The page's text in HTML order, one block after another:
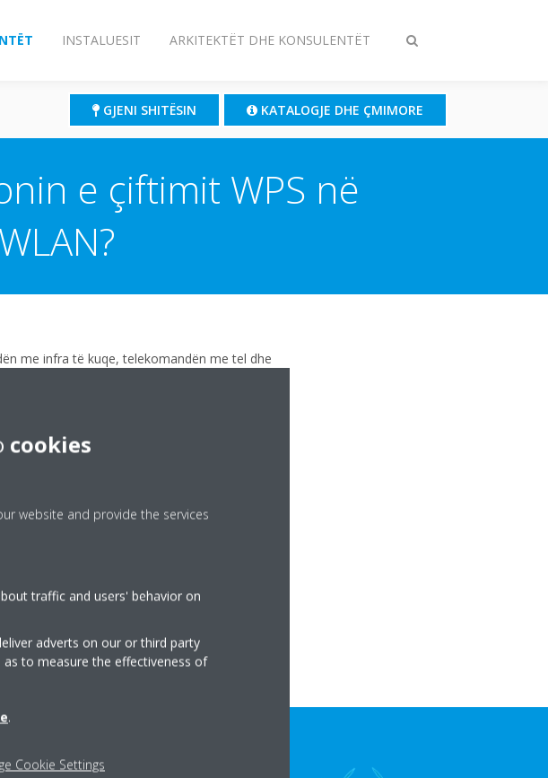
Ndrysho
INSTALUESIT ARKITEKTËT DHE KONSULENTËT
GJENI SHITËSIN KATALOGJE DHE ÇMIMORE
e çiftimit WPS në
me infra të kuqe, telekomandën me tel dhe
cookies
website and provide the services
traffic and users' behavior on
adverts on our or third party
to measure the effectiveness of
.
Cookie Settings